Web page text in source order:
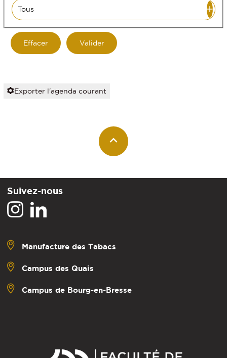
Exporter l'agenda courant
Suivez-nous
Manufacture des Tabacs
Campus des Quais
Campus de Bourg-en-Bresse